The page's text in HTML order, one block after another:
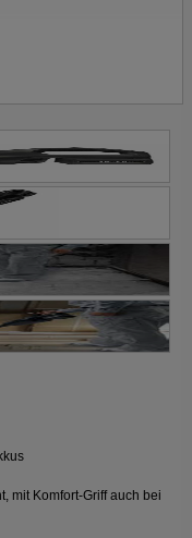
mit Komfort-Griff auch bei